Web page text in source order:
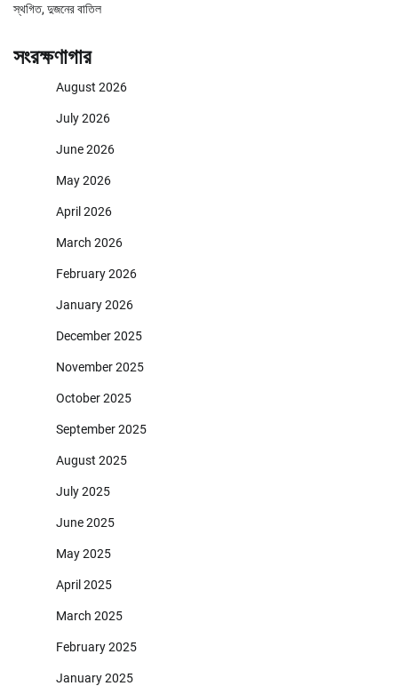
স্থগিত, দুজনের বাতিল
সংরক্ষণাগার
August 2026
July 2026
June 2026
May 2026
April 2026
March 2026
February 2026
January 2026
December 2025
November 2025
October 2025
September 2025
August 2025
July 2025
June 2025
May 2025
April 2025
March 2025
February 2025
January 2025